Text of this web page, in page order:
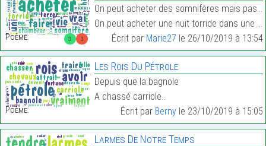
3 3
Poème:
On peut acheter des somnifères mais pas le sommeil
On peut acheter une nuit torride dans une chambre …
Écrit par Marie27 le 26/10/2019 à 13:54
Poème:
Les Rois Du Pétrole
Depuis que la bagnole
A chassé carriole…
Écrit par Bernyle 23/10/2019 à 15:05
Larmes De Notre Temps